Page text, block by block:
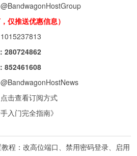
@BandwagonHostGroup
仅推送优惠信息）
1015237813
280724862
852461608
@BandwagonHostNews
点击查看订阅方式
入门完全指南》
程：改高位端口、禁用密码登录、启用